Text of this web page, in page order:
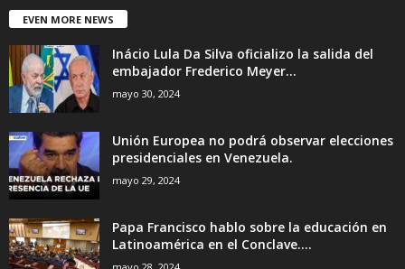
EVEN MORE NEWS
Inácio Lula Da Silva oficializo la salida del
embajador Frederico Meyer...
mayo 30, 2024
Unión Europea no podrá observar elecciones
presidenciales en Venezuela.
mayo 29, 2024
Papa Francisco hablo sobre la educación en
Latinoamérica en el Conclave....